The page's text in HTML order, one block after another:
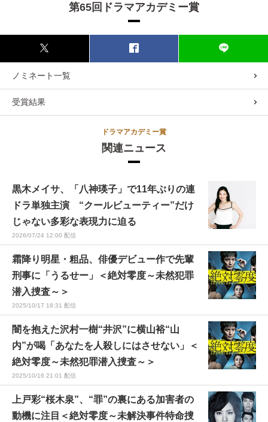
第65回ドラマアカデミー賞
ノミネート一覧
受賞結果
ドラマアカデミー賞
関連ニュース
黒木メイサ、「八神瑛子」で11年ぶりの連
ドラ単独主演 “クールビューティー”だけ
じゃない多彩な表現力に迫る
2026/07/24 12:00 配信
霜降り明星・粗品、俳優デビュー作で先輩
刑事に「うるせー」＜絶対零度～未然犯罪
潜入捜査～＞
2025/10/17 18:31 配信
闇を抱えた沢村一樹“井沢”に横山裕“山
内”が喝「あなたを人殺しにはさせない」＜
絶対零度～未然犯罪潜入捜査～＞
2025/10/16 21:01 配信
上戸彩“桜木泉”、“罪”の裏にある加害者の
動機に注目＜絶対零度～未解決事件特命捜